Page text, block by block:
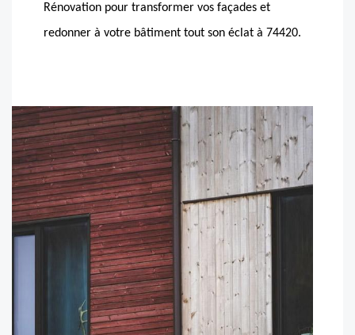
Rénovation pour transformer vos façades et
redonner à votre bâtiment tout son éclat à 74420.